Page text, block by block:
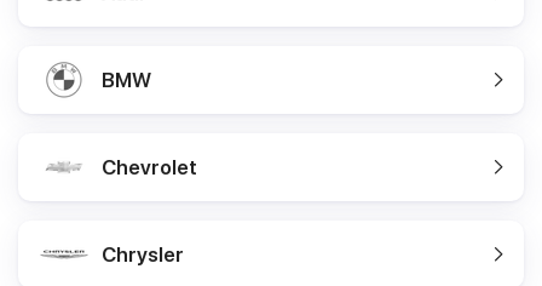
BMW
Chevrolet
Chrysler